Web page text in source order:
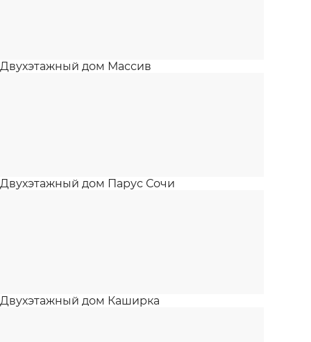
Двухэтажный дом Массив
Двухэтажный дом Парус Сочи
Двухэтажный дом Каширка